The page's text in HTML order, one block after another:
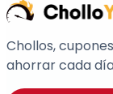
Chollos,
ahorrar cada